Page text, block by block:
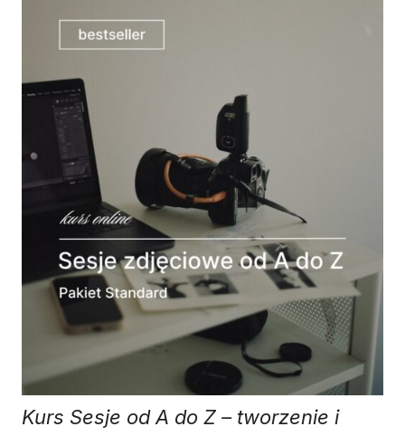
Kurs Sesje od A do Z – tworzenie i